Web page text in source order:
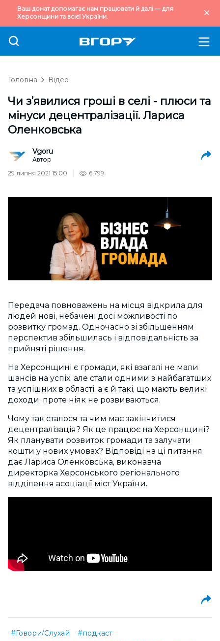
Ваш донат допомагає нам працювати й далі — для
Херсонщини та всієї України.
Головна Відео
Чи з’явилися гроші в селі - плюси та
мінуси децентралізації. Лариса
Оленковська
Vgoru
Автор
29 липня 2021 15:00
6,799
Передача повноважень на місця відкрила для
людей нові, небачені досі можливості по
розвитку громад. Одночасно зі збільшенням
перспектив збільшилась і відповідальність за
прийняті рішення.
На Херсонщині є громади, які взагалі не мали
шансів на успіх, але стали одними з найбагатших
та успішних в області, а є й такі, що мають великі
доходи, проте ніяк не розвиваються.
Чому так сталося та чим має закінчитися
децентралізація? Як це працює на Херсонщині?
Як планувати розвиток громади та залучати
кошти у нових умовах? Відповіді на ці питання
дає Лариса Оленковська, виконавча
директорка Херсонського регіонального
відділення асоціації міст України.
#Говори/Слухай
#подкаст